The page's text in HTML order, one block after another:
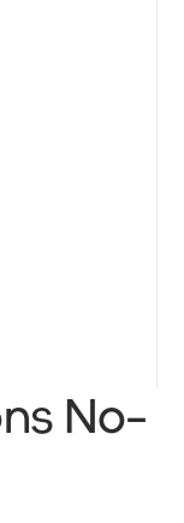
No-